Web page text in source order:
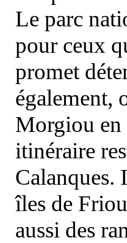
Le parc
pour ceux
promet
également,
Morgiou en
itinéraire
Calanques.
îles de
aussi des